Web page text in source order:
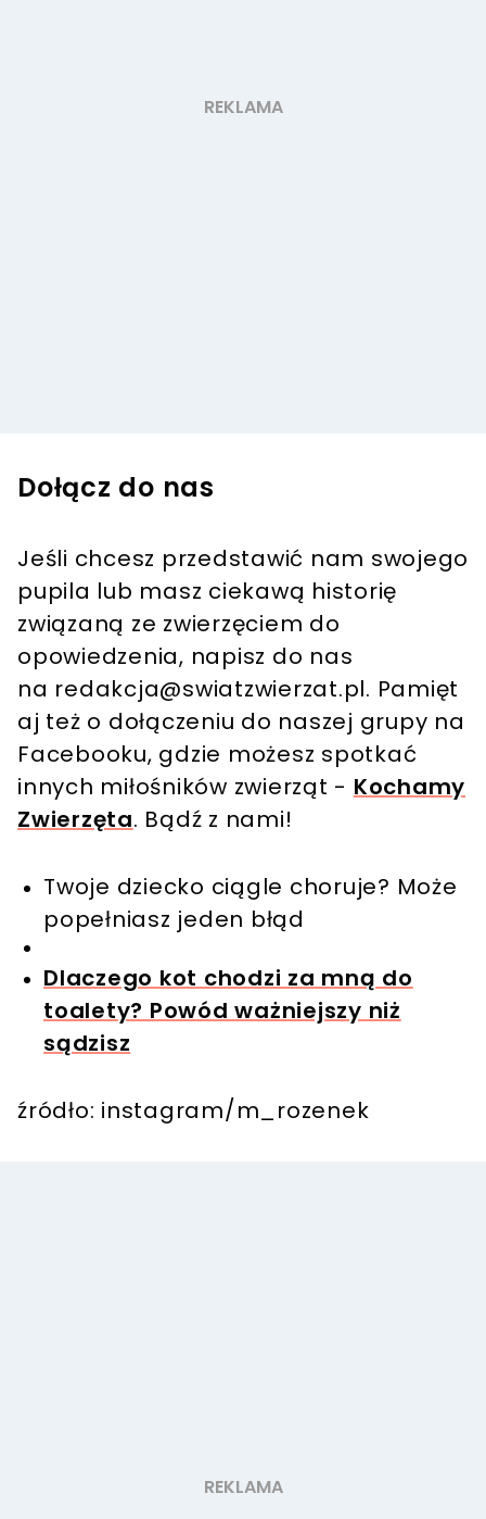
Dołącz do nas
Jeśli chcesz przedstawić nam swojego
pupila lub masz ciekawą historię
związaną ze zwierzęciem do
opowiedzenia, napisz do nas
na redakcja@swiatzwierzat.pl. Pamięt
aj też o dołączeniu do naszej grupy na
Facebooku, gdzie możesz spotkać
innych miłośników zwierząt - Kochamy
Zwierzęta. Bądź z nami!
Twoje dziecko ciągle choruje? Może
popełniasz jeden błąd
Dlaczego kot chodzi za mną do
toalety? Powód ważniejszy niż
sądzisz
źródło: instagram/m_rozenek